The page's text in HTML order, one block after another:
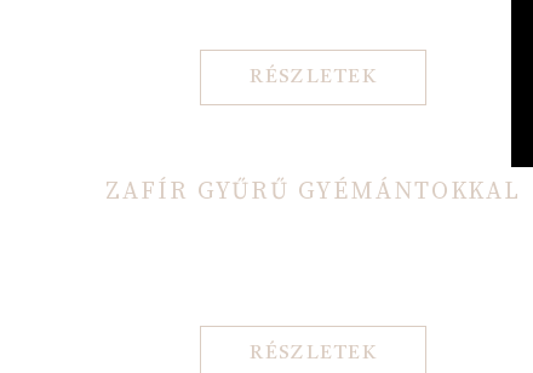
RÉSZLETEK
ZAFÍR GYŰRŰ GYÉMÁNTOKKAL
RÉSZLETEK